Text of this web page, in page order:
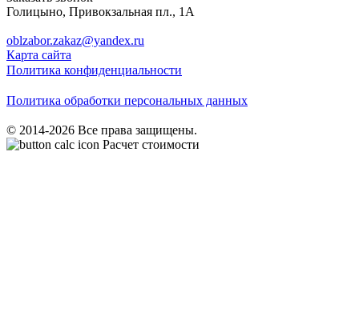
Голицыно, Привокзальная пл., 1А
oblzabor.zakaz@yandex.ru
Карта сайта
Политика конфиденциальности
Политика обработки персональных данных
© 2014-2026 Все права защищены.
Расчет стоимости